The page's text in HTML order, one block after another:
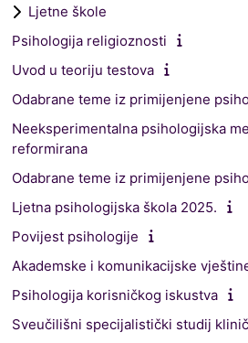
Ljetne škole
Psihologija religioznosti
Uvod u teoriju testova
Odabrane teme iz primijenjene
Neeksperimentalna psihologijska
reformirana
Odabrane teme iz primijenjene
Ljetna psihologijska škola 2025.
Povijest psihologije
Akademske i komunikacijske
Psihologija korisničkog iskustva
Sveučilišni specijalistički studij